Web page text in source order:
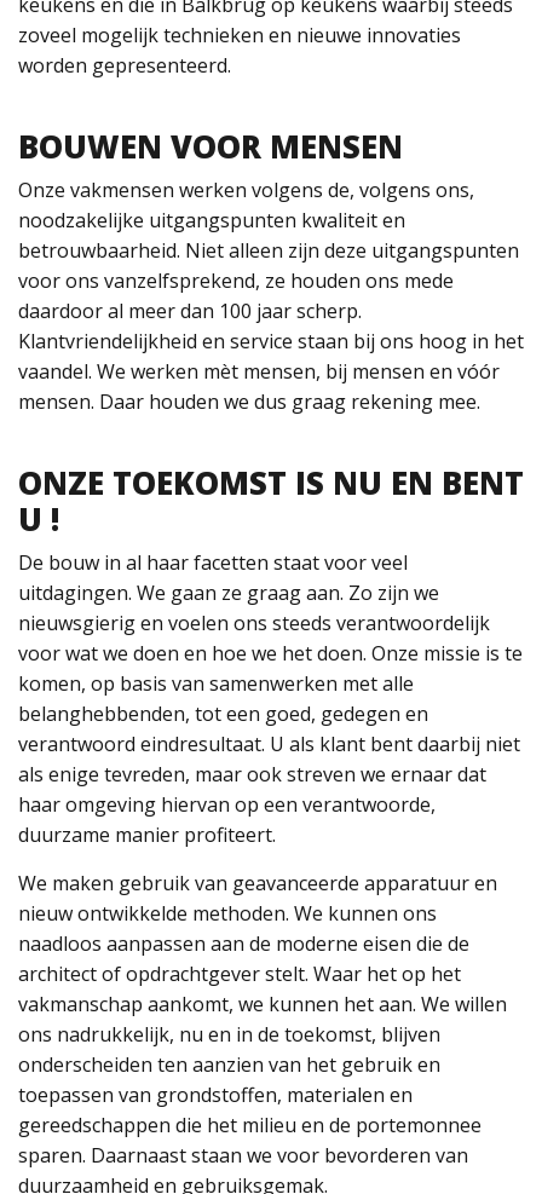
zoveel mogelijk technieken en nieuwe innovaties
worden gepresenteerd.
BOUWEN VOOR MENSEN
Onze vakmensen werken volgens de, volgens ons,
noodzakelijke uitgangspunten kwaliteit en
betrouwbaarheid. Niet alleen zijn deze uitgangspunten
voor ons vanzelfsprekend, ze houden ons mede
daardoor al meer dan 100 jaar scherp.
Klantvriendelijkheid en service staan bij ons hoog in het
vaandel. We werken mèt mensen, bij mensen en vóór
mensen. Daar houden we dus graag rekening mee.
ONZE TOEKOMST IS NU EN BENT
U !
De bouw in al haar facetten staat voor veel
uitdagingen. We gaan ze graag aan. Zo zijn we
nieuwsgierig en voelen ons steeds verantwoordelijk
voor wat we doen en hoe we het doen. Onze missie is te
komen, op basis van samenwerken met alle
belanghebbenden, tot een goed, gedegen en
verantwoord eindresultaat. U als klant bent daarbij niet
als enige tevreden, maar ook streven we ernaar dat
haar omgeving hiervan op een verantwoorde,
duurzame manier profiteert.
We maken gebruik van geavanceerde apparatuur en
nieuw ontwikkelde methoden. We kunnen ons
naadloos aanpassen aan de moderne eisen die de
architect of opdrachtgever stelt. Waar het op het
vakmanschap aankomt, we kunnen het aan. We willen
ons nadrukkelijk, nu en in de toekomst, blijven
onderscheiden ten aanzien van het gebruik en
toepassen van grondstoffen, materialen en
gereedschappen die het milieu en de portemonnee
sparen. Daarnaast staan we voor bevorderen van
duurzaamheid en gebruiksgemak.